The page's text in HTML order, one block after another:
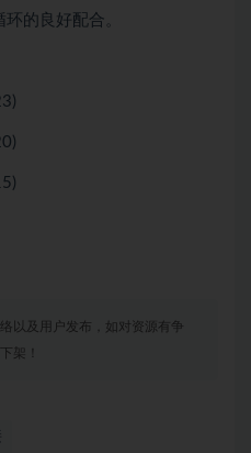
的良好配合。
以及用户发布，如对资源有争
架！